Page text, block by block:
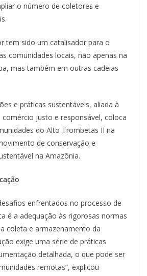
o número de coletores e
tem sido um catalisador para o
comunidades locais, não apenas na
mas também em outras cadeias
e práticas sustentáveis, aliada à
comércio justo e responsável, coloca
do Alto Trombetas II na
de conservação e
na Amazônia.
enfrentados no processo de
é a adequação às rigorosas normas
coleta e armazenamento da
exige uma série de práticas
detalhada, o que pode ser
remotas”, explicou